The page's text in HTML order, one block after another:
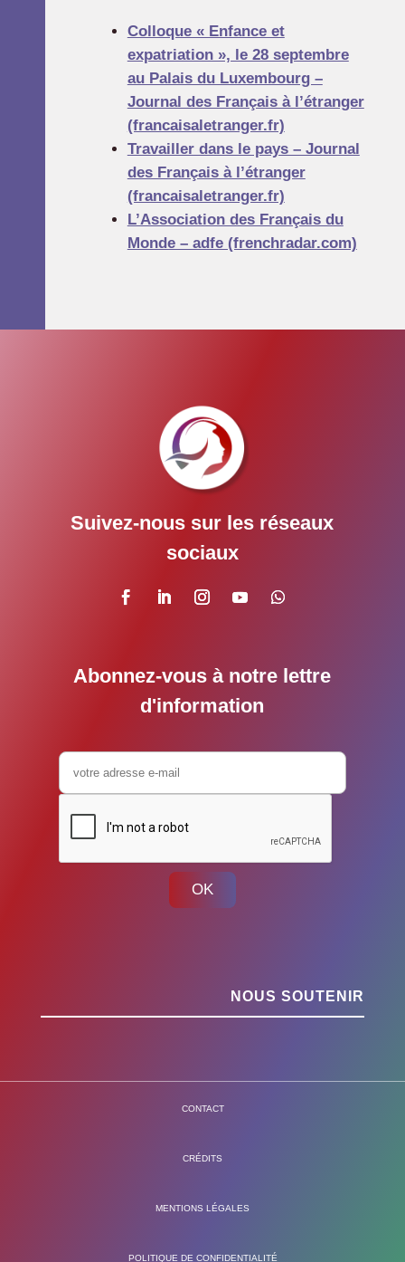
Colloque « Enfance et
expatriation », le 28 septembre
au Palais du Luxembourg –
Journal des Français à l’étranger
(francaisaletranger.fr)
Travailler dans le pays – Journal
des Français à l’étranger
(francaisaletranger.fr)
L’Association des Français du
Monde – adfe (frenchradar.com)
Suivez-nous sur les réseaux
sociaux
Abonnez-vous à notre lettre
d'information
OK
NOUS SOUTENIR
CONTACT
CRÉDITS
MENTIONS LÉGALES
POLITIQUE DE CONFIDENTIALITÉ